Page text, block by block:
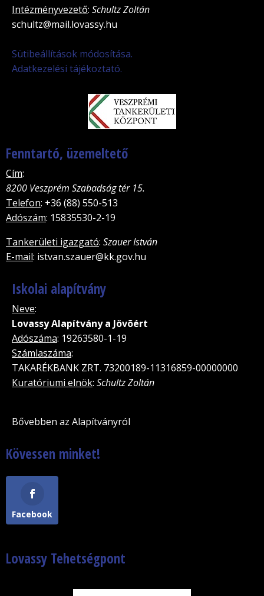
Intézményvezető: Schultz Zoltán
schultz@mail.lovassy.hu
Sütibeállítások módosítása.
Adatkezelési tájékoztató.
Fenntartó, üzemeltető
Cím:
8200 Veszprém Szabadság tér 15.
Telefon: +36 (88) 550-513
Adószám: 15835530-2-19
Tankerületi igazgató: Szauer István
E-mail: istvan.szauer@kk.gov.hu
Iskolai alapítvány
Neve:
Lovassy Alapítvány a Jövõért
Adószáma: 19263580-1-19
Számlaszáma:
TAKARÉKBANK ZRT. 73200189-11316859-00000000
Kuratóriumi elnök: Schultz Zoltán
Bővebben az Alapítványról
Kövessen minket!
Facebook
Lovassy Tehetségpont